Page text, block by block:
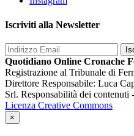
Iscriviti alla Newsletter
Quotidiano Online Cronache
Registrazione al Tribunale di
Direttore Responsabile: Luca
Srl. Responsabilità dei contenuti
Licenza Creative Commons
×